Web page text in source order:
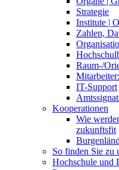
Strategie
Institute |
Zahlen,
Raum-/
IT-Support
Kooperationen
Wie
zukunftsfit
So finden Sie zu
Hochschule und